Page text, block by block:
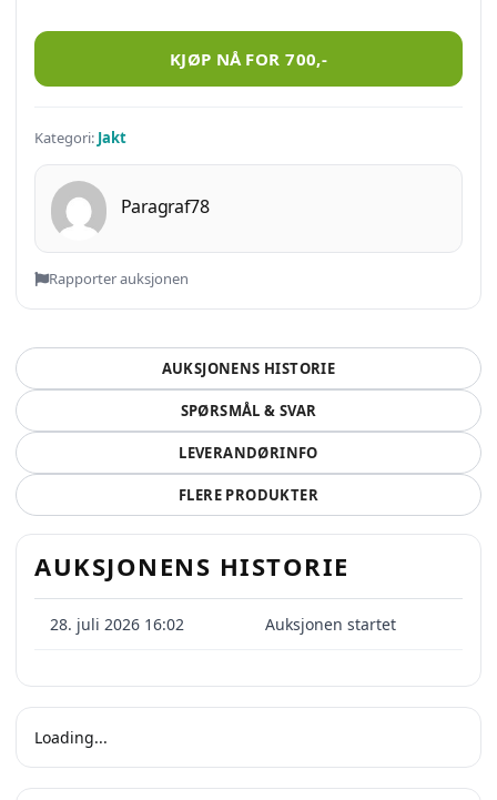
Tetra Gun “savage”. rensevåpen antall
KJØP NÅ FOR 700,-
Kategori: Jakt
Paragraf78
Rapporter auksjonen
AUKSJONENS HISTORIE
SPØRSMÅL & SVAR
LEVERANDØRINFO
FLERE PRODUKTER
AUKSJONENS HISTORIE
28. juli 2026 16:02 Auksjonen startet
Loading...